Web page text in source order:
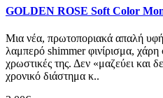
GOLDEN ROSE Soft Color
Μια νέα, πρωτοποριακά απαλή υφή
λαμπερό shimmer φινίρισμα, χάρη
χρωστικές της. Δεν «μαζεύει και
χρονικό διάστημα κ..